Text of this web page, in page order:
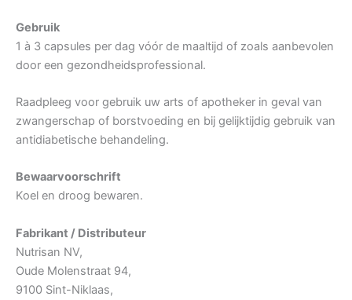
Gebruik
1 à 3 capsules per dag vóór de maaltijd of zoals aanbevolen
door een gezondheidsprofessional.
Raadpleeg voor gebruik uw arts of apotheker in geval van
zwangerschap of borstvoeding en bij gelijktijdig gebruik van
antidiabetische behandeling.
Bewaarvoorschrift
Koel en droog bewaren.
Fabrikant / Distributeur
Nutrisan NV,
Oude Molenstraat 94,
9100 Sint-Niklaas,